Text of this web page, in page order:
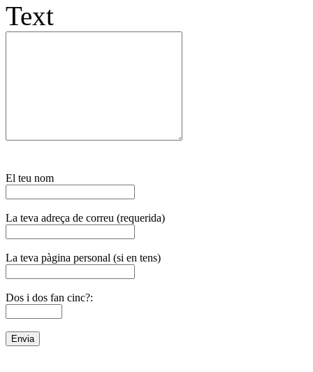
Text
El teu nom
La teva adreça de correu (requerida)
La teva pàgina personal (si en tens)
Dos i dos fan cinc?: